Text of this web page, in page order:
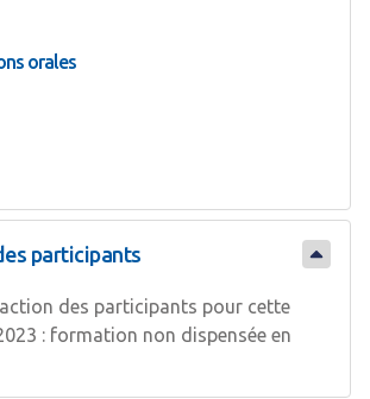
orales
participants
des participants pour cette
: formation non dispensée en